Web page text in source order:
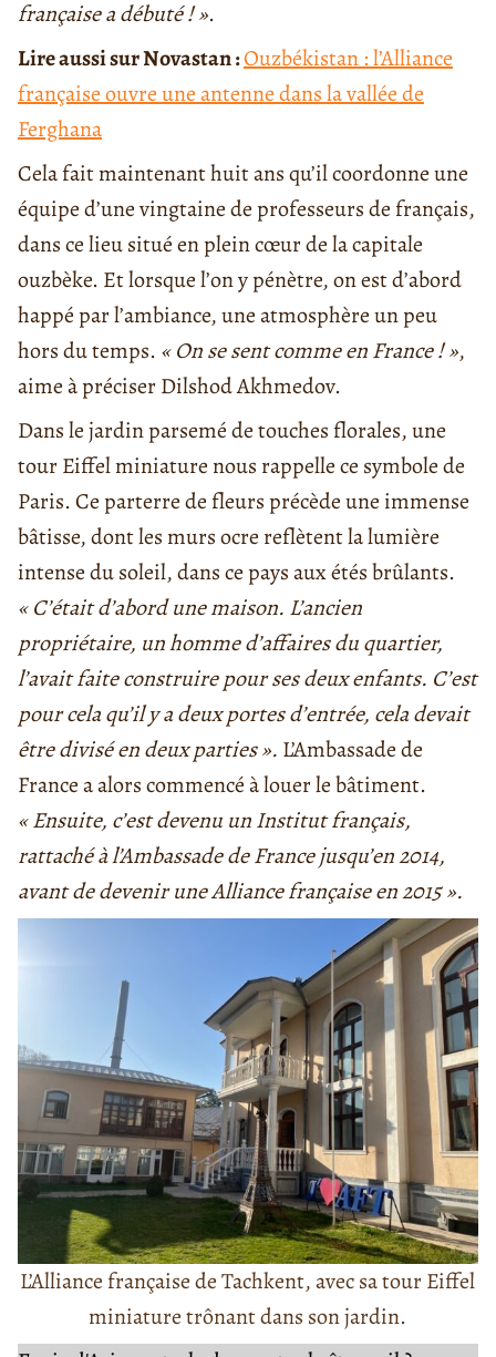
française a débuté ! ».
Lire aussi sur Novastan :Ouzbékistan : l’Alliance
française ouvre une antenne dans la vallée de
Ferghana
Cela fait maintenant huit ans qu’il coordonne une
équipe d’une vingtaine de professeurs de français,
dans ce lieu situé en plein cœur de la capitale
ouzbèke. Et lorsque l’on y pénètre, on est d’abord
happé par l’ambiance, une atmosphère un peu
hors du temps. « On se sent comme en France ! »,
aime à préciser Dilshod Akhmedov.
Dans le jardin parsemé de touches florales, une
tour Eiffel miniature nous rappelle ce symbole de
Paris. Ce parterre de fleurs précède une immense
bâtisse, dont les murs ocre reflètent la lumière
intense du soleil, dans ce pays aux étés brûlants.
« C’était d’abord une maison. L’ancien
propriétaire, un homme d’affaires du quartier,
l’avait faite construire pour ses deux enfants. C’est
pour cela qu’il y a deux portes d’entrée, cela devait
être divisé en deux parties ». L’Ambassade de
France a alors commencé à louer le bâtiment.
« Ensuite, c’est devenu un Institut français,
rattaché à l’Ambassade de France jusqu’en 2014,
avant de devenir une Alliance française en 2015 ».
L’Alliance française de Tachkent, avec sa tour Eiffel
miniature trônant dans son jardin.